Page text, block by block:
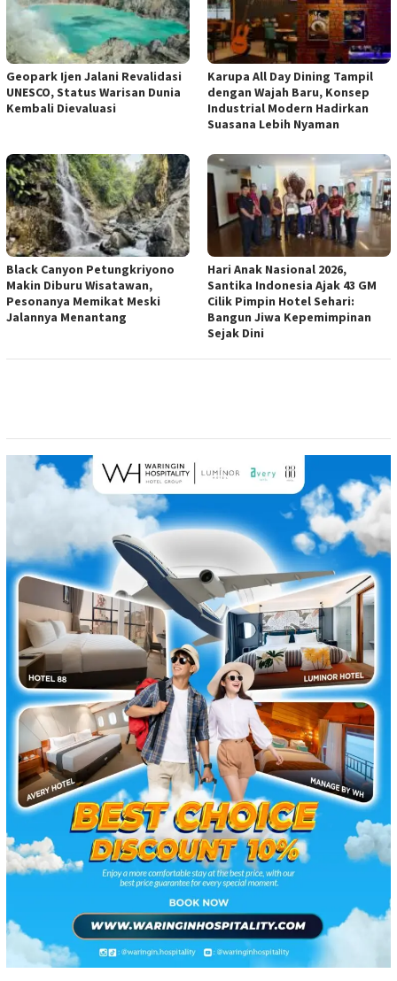
Geopark Ijen Jalani Revalidasi
UNESCO, Status Warisan Dunia
Kembali Dievaluasi
Karupa All Day Dining Tampil
dengan Wajah Baru, Konsep
Industrial Modern Hadirkan
Suasana Lebih Nyaman
Black Canyon Petungkriyono
Makin Diburu Wisatawan,
Pesonanya Memikat Meski
Jalannya Menantang
Hari Anak Nasional 2026,
Santika Indonesia Ajak 43 GM
Cilik Pimpin Hotel Sehari:
Bangun Jiwa Kepemimpinan
Sejak Dini